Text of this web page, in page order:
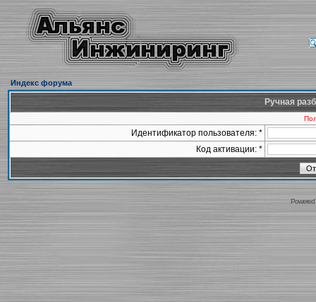
Индекс форума
Ручная
Идентификатор пользователя: *
Код активации: *